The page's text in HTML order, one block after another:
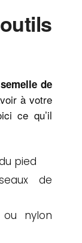
de
à votre
ce qu’il
pied
de
nylon